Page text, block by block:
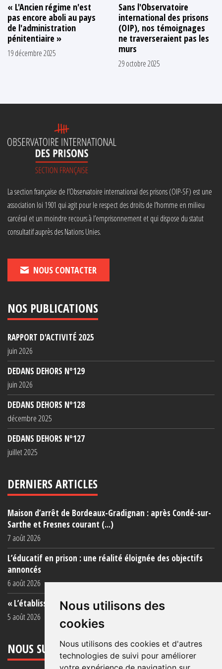
Nous utilisons des
cookies
Nous utilisons des cookies et d'autres
technologies de suivi pour améliorer
« L'Ancien régime n'est
pas encore aboli au pays
de l'administration
pénitentiaire »
19 décembre 2025
Sans l'Observatoire
international des prisons
(OIP), nos témoignages
ne traverseraient pas les
murs
29 octobre 2025
La section française de l’Observatoire international des prisons (OIP-SF) est une
association loi 1901 qui agit pour le respect des droits de l’homme en milieu
carcéral et un moindre recours à l’emprisonnement et qui dispose du statut
consultatif auprès des Nations Unies.
NOUS CONTACTER
NOS PUBLICATIONS
RAPPORT D'ACTIVITÉ 2025
juin 2026
DEDANS DEHORS N°129
juin 2026
DEDANS DEHORS N°128
décembre 2025
DEDANS DEHORS N°127
juillet 2025
DERNIERS ARTICLES
Maison d’arrêt de Bordeaux-Gradignan : après Condé-sur-
Sarthe et Fresnes courant (...)
7 août 2026
L’éducatif en prison : une réalité éloignée des objectifs
annoncés
6 août 2026
« L’établissement est une porcherie totale »
5 août 2026
NOUS SUIVRE